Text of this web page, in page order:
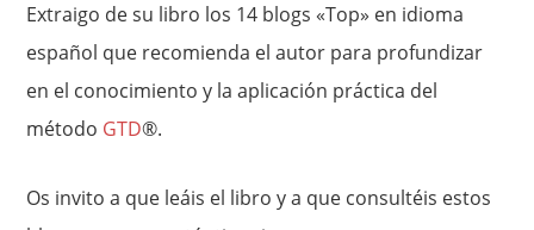
Extraigo de su libro los 14 blogs «Top» en idioma
español que recomienda el autor para profundizar
en el conocimiento y la aplicación práctica del
método GTD®.
Os invito a que leáis el libro y a que consultéis estos